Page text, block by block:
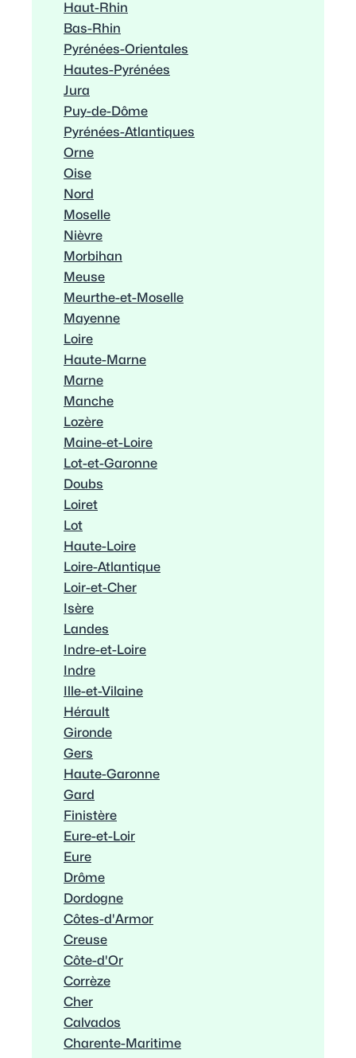
Haut-Rhin
Bas-Rhin
Pyrénées-Orientales
Hautes-Pyrénées
Jura
Puy-de-Dôme
Pyrénées-Atlantiques
Orne
Oise
Nord
Moselle
Nièvre
Morbihan
Meuse
Meurthe-et-Moselle
Mayenne
Loire
Haute-Marne
Marne
Manche
Lozère
Maine-et-Loire
Lot-et-Garonne
Doubs
Loiret
Lot
Haute-Loire
Loire-Atlantique
Loir-et-Cher
Isère
Landes
Indre-et-Loire
Indre
Ille-et-Vilaine
Hérault
Gironde
Gers
Haute-Garonne
Gard
Finistère
Eure-et-Loir
Eure
Drôme
Dordogne
Côtes-d'Armor
Creuse
Côte-d'Or
Corrèze
Cher
Calvados
Charente-Maritime